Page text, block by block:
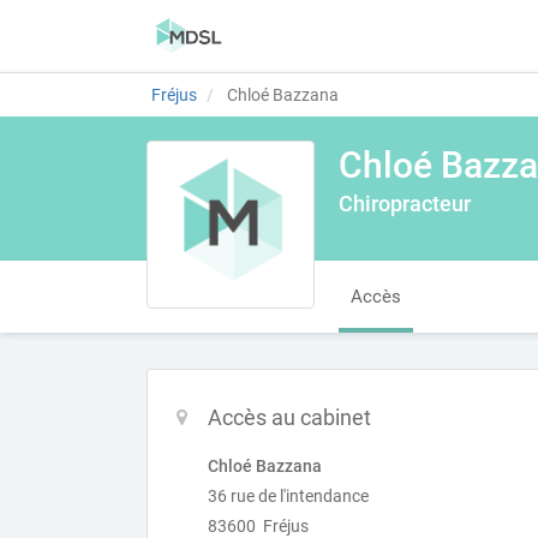
Fréjus Chloé Bazzana
Chloé
Chiropracteur
Accès
Accès au cabinet
Chloé Bazzana
36 rue de l'intendance
83600 Fréjus